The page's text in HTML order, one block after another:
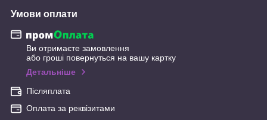
Умови оплати
Ви отримаєте замовлення
або гроші повернуться на вашу картку
Детальніше
Післяплата
Оплата за реквізитами